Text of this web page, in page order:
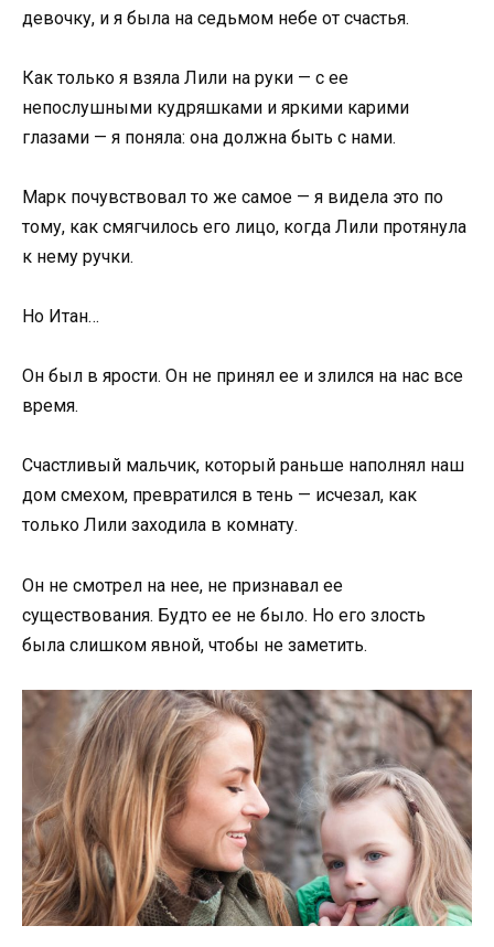
девочку, и я была на седьмом небе от счастья.
Как только я взяла Лили на руки — с ее
непослушными кудряшками и яркими карими
глазами — я поняла: она должна быть с нами.
Марк почувствовал то же самое — я видела это по
тому, как смягчилось его лицо, когда Лили протянула
к нему ручки.
Но Итан…
Он был в ярости. Он не принял ее и злился на нас все
время.
Счастливый мальчик, который раньше наполнял наш
дом смехом, превратился в тень — исчезал, как
только Лили заходила в комнату.
Он не смотрел на нее, не признавал ее
существования. Будто ее не было. Но его злость
была слишком явной, чтобы не заметить.